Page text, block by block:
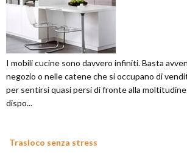
I mobili cucine sono davvero infiniti. Basta
negozio o nelle catene che si occupano di
per sentirsi quasi persi di fronte alla
dispo...
Trasloco senza stress